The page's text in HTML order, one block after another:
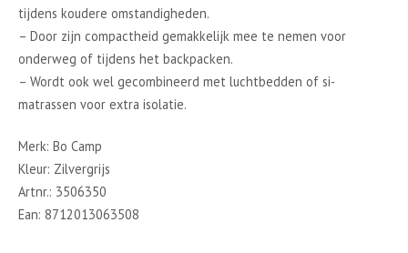
tijdens koudere omstandigheden.
– Door zijn compactheid gemakkelijk mee te nemen voor
onderweg of tijdens het backpacken.
– Wordt ook wel gecombineerd met luchtbedden of si-
matrassen voor extra isolatie.
Merk: Bo Camp
Kleur: Zilvergrijs
Artnr.: 3506350
Ean: 8712013063508